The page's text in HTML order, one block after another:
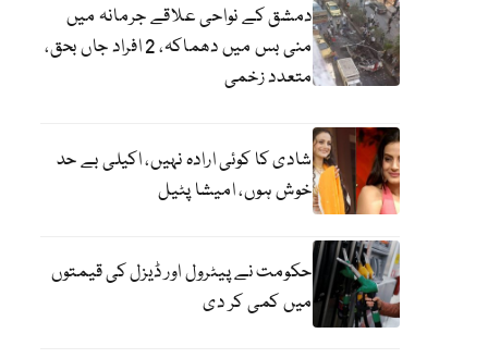
دمشق کے نواحی علاقے جرمانہ میں
منی بس میں دھماکہ، 2 افراد جاں بحق،
متعدد زخمی
شادی کا کوئی ارادہ نہیں، اکیلی بے حد
خوش ہوں، امیشا پٹیل
حکومت نے پیٹرول اور ڈیزل کی قیمتوں
میں کمی کر دی